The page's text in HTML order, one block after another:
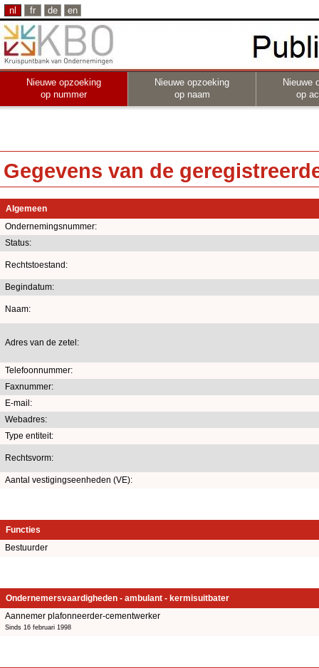
nl fr de en
Nieuwe opzoeking
op nummer
Nieuwe opzoeking
op naam
Nieuwe
op
Gegevens van de
Algemeen
Ondernemingsnummer:
Status:
Rechtstoestand:
Begindatum:
Naam:
Adres van de zetel:
Telefoonnummer:
Faxnummer:
E-mail:
Webadres:
Type entiteit:
Rechtsvorm:
Aantal vestigingseenheden (VE):
Functies
Bestuurder
Ondernemersvaardigheden - ambulant - kermisuitbater
Aannemer plafonneerder-cementwerker
Sinds 16 februari 1998